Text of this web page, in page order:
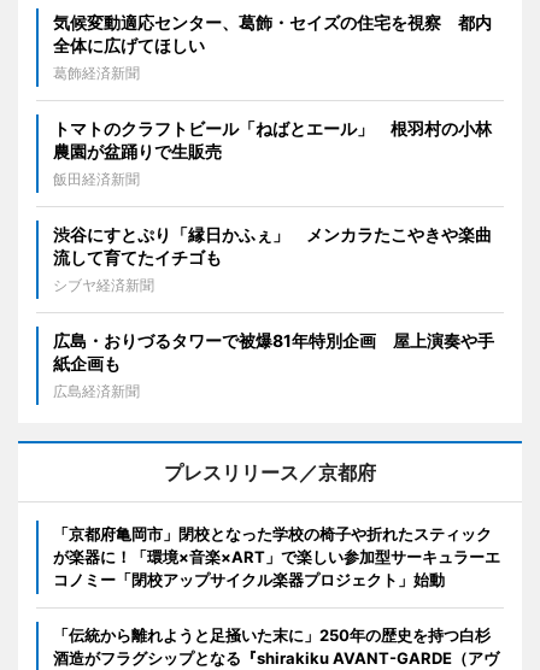
気候変動適応センター、葛飾・セイズの住宅を視察 都内
全体に広げてほしい
葛飾経済新聞
トマトのクラフトビール「ねばとエール」 根羽村の小林
農園が盆踊りで生販売
飯田経済新聞
渋谷にすとぷり「縁日かふぇ」 メンカラたこやきや楽曲
流して育てたイチゴも
シブヤ経済新聞
広島・おりづるタワーで被爆81年特別企画 屋上演奏や手
紙企画も
広島経済新聞
プレスリリース／京都府
「京都府亀岡市」閉校となった学校の椅子や折れたスティック
が楽器に！「環境×音楽×ART」で楽しい参加型サーキュラーエ
コノミー「閉校アップサイクル楽器プロジェクト」始動
「伝統から離れようと足掻いた末に」250年の歴史を持つ白杉
酒造がフラグシップとなる『shirakiku AVANT-GARDE（アヴ